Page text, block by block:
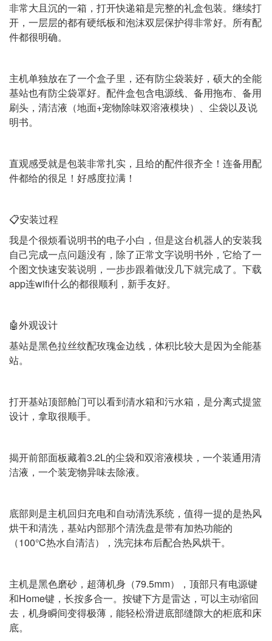
非常大且沉的一箱，打开快递箱是完整的礼盒包装。继续打
开，一层层的都有硬纸板和泡沫双层保护得非常好。所有配
件都很明确。
主机单独放在了一个盒子里，还有防尘袋装好，硕大的全能
基站也有防尘袋罩好。配件盒包含电源线、备用拖布、备用
刷头，清洁液（地面+宠物除味双溶液模块）、尘袋以及说
明书。
直观感受就是包装非常扎实，且给的配件很齐全！连备用配
件都给的很足！好感度拉满！
📋安装过程
我是个很烦看说明书的电子小白，但是这台机器人的安装我
自己完成一点问题没有，除了正常文字说明书外，它给了一
个图文快速安装说明，一步步跟着做没几下就完成了。下载
app连wifi什么的都很顺利，新手友好。
🤖外观设计
基站是黑色拉丝纹配玫瑰金边线，体积比较大是因为全能基
站。
打开基站顶部舱门可以看到清水箱和污水箱，是分离式提篮
设计，拿取很顺手。
揭开前部面板藏着3.2L的尘袋和双溶液模块，一个装通用清
洁液，一个装宠物异味去除液。
底部则是主机回归充电和自动清洗系统，值得一提的是热风
烘干和清洗，基站内部那个清洗盘是带有加热功能的
（100°C热水自清洁），洗完抹布后配合热风烘干。
主机是黑色磨砂，超薄机身（79.5mm），顶部只有电源键
和Home键，长按多合一。按键下方是雷达，可以主动缩回
去，机身瞬间变得极薄，能轻松滑进底部缝隙大的柜底和床
底。